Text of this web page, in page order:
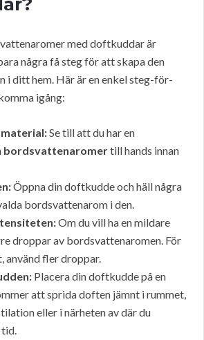
med doftkuddar är
några få steg för att skapa den
ditt hem. Här är en enkel steg-för-
igång:
Se till att du har en
bordsvattenaromertill hands innan
Öppna din doftkudde och häll några
bordsvattenarom i den.
Om du vill ha en mildare
droppar av bordsvattenaromen. För
använd fler droppar.
Placera din doftkudde på en
att sprida doften jämnt i rummet,
eller i närheten av där du
tid.